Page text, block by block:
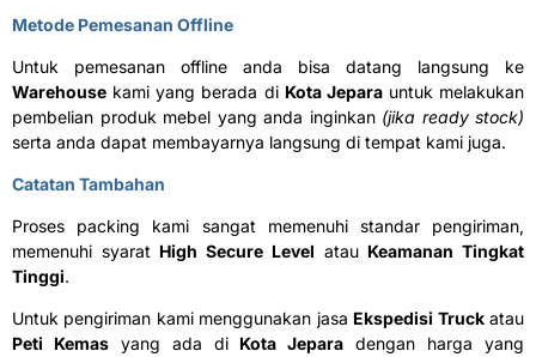
Metode Pemesanan Offline
Untuk pemesanan offline anda bisa datang langsung ke
Warehouse kami yang berada di Kota Jeparauntuk melakukan
pembelian produk mebel yang anda inginkan (jika ready stock)
serta anda dapat membayarnya langsung di tempat kami juga.
Catatan Tambahan
Proses packing kami sangat memenuhi standar pengiriman,
memenuhi syarat High Secure Level atau Keamanan Tingkat
Tinggi.
Untuk pengiriman kami menggunakan jasa Ekspedisi Truckatau
Peti Kemasyang ada di Kota Jepara dengan harga yang